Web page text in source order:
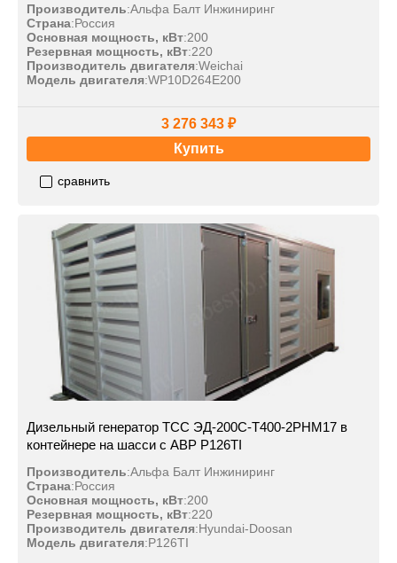
Производитель:Альфа Балт Инжиниринг
Страна:Россия
Основная мощность, кВт:200
Резервная мощность, кВт:220
Производитель двигателя:Weichai
Модель двигателя:WP10D264E200
3 276 343 ₽
Купить
сравнить
Дизельный генератор ТСС ЭД-200С-Т400-2РНМ17 в
контейнере на шасси с АВР P126TI
Производитель:Альфа Балт Инжиниринг
Страна:Россия
Основная мощность, кВт:200
Резервная мощность, кВт:220
Производитель двигателя:Hyundai-Doosan
Модель двигателя:P126TI